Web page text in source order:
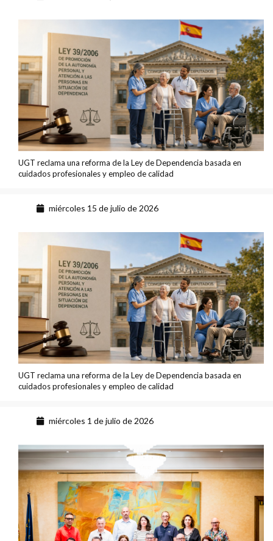
UGT reclama una reforma de la Ley de Dependencia basada en
cuidados profesionales y empleo de calidad
miércoles 15 de julio de 2026
UGT reclama una reforma de la Ley de Dependencia basada en
cuidados profesionales y empleo de calidad
miércoles 1 de julio de 2026